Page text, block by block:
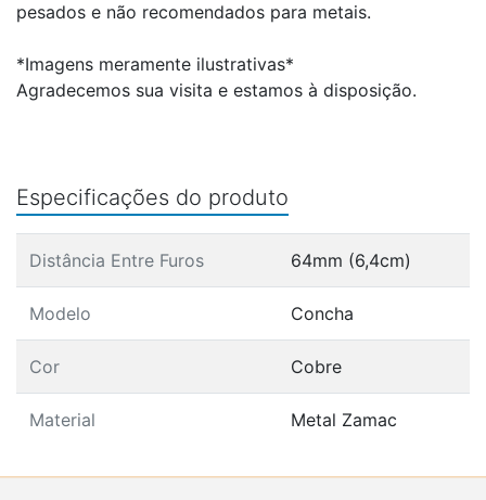
pesados e não recomendados para metais.
*Imagens meramente ilustrativas*
Agradecemos sua visita e estamos à disposição.
Especificações do produto
Distância Entre Furos 64mm (6,4cm)
Modelo Concha
Cor Cobre
Material Metal Zamac